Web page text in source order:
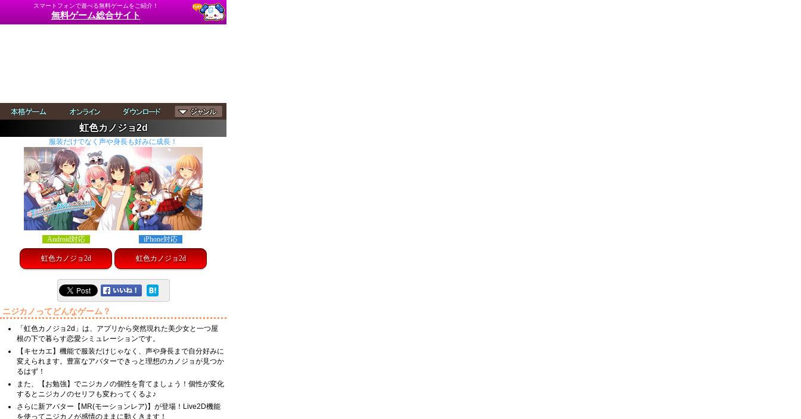
スマートフォンで遊べる無料ゲームをご紹介！
無料ゲーム総合サイト
虹色カノジョ2d
服装だけでなく声や身長も好みに成長！
Android対応
虹色カノジョ2d
iPhone対応
虹色カノジョ2d
ニジカノってどんなゲーム？
「虹色カノジョ2d」は、アプリから突然現れた美少女と一つ屋
根の下で暮らす恋愛シミュレーションです。
【キセカエ】機能で服装だけじゃなく、声や身長まで自分好みに
変えられます。豊富なアバターできっと理想のカノジョが見つか
るはず！
また、【お勉強】でニジカノの個性を育てましょう！個性が変化
するとニジカノのセリフも変わってくるよ♪
さらに新アバター【MR(モーションレア)】が登場！Live2D機能
を使ってニジカノが感情のままに動くきます！